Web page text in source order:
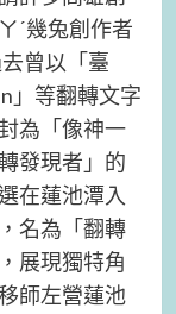
ˊ幾兔創作者
曾以「臺
」等翻轉文字
為「像神一
發現者」的
在蓮池潭入
名為「翻轉
展現獨特角
師左營蓮池